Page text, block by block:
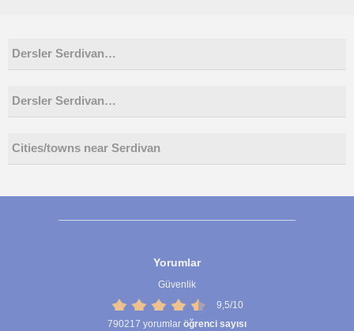
Dersler Serdivan…
Dersler Serdivan…
Cities/towns near Serdivan
Yorumlar
Güvenlik
9,5/10
790217 yorumlar öğrenci sayısı